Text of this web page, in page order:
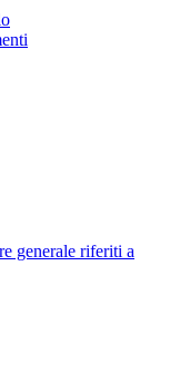
generale riferiti a